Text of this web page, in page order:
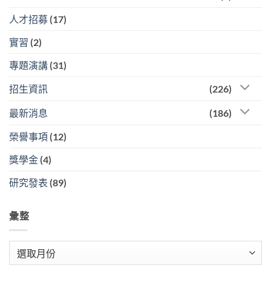
人才招募 (17)
實習 (2)
專題演講 (31)
招生資訊 (226)
最新消息 (186)
榮譽事項 (12)
獎學金 (4)
研究發表 (89)
彙整